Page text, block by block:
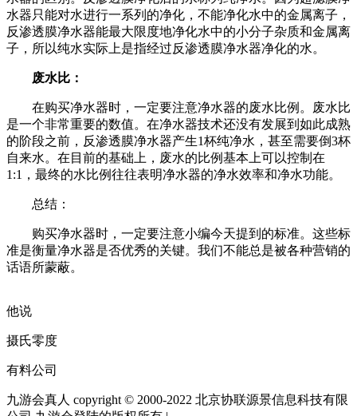
水器只能对水进行一系列的净化，不能净化水中的金属离子，
反渗透膜净水器能最大限度地净化水中的小分子杂质和金属离
子，所以纯水实际上是指经过反渗透膜净水器净化的水。
废水比：
在购买净水器时，一定要注意净水器的废水比例。废水比
是一个非常重要的数值。在净水器技术还没有发展到如此成熟
的阶段之前，反渗透膜净水器产生1杯纯净水，甚至需要倒3杯
自来水。在目前的基础上，废水的比例基本上可以控制在
1:1，最终的水比例往往表明净水器的净水效率和净水功能。
总结：
购买净水器时，一定要注意小编今天提到的标准。这些标
准是衡量净水器是否优秀的关键。我们不能总是被各种营销的
话语所蒙蔽。
他说
摄氏零度
有料公司
九游会真人 copyright © 2000-2022 北京协联源景信息科技有限